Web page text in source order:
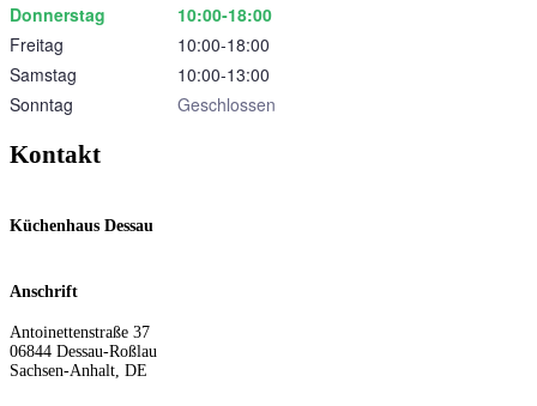
Donnerstag
10:00‑18:00
Freitag
10:00‑18:00
Samstag
10:00‑13:00
Sonntag
Geschlossen
Kontakt
Küchenhaus Dessau
Anschrift
Antoinettenstraße 37
06844 Dessau-Roßlau
Sachsen-Anhalt, DE